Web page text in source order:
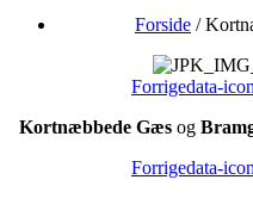
Forside /
Forrigedata-
Kortnæbbede Gæs og
Forrigedata-